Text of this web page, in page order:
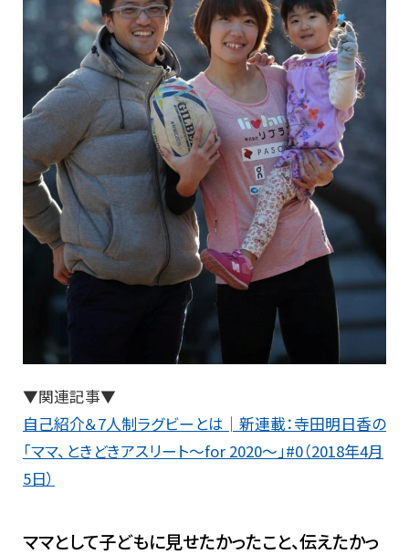
▼関連記事▼
自己紹介＆7人制ラグビーとは│新連載：寺田明日香の
「ママ、ときどきアスリート～for 2020～」#0（2018年4月
5日）
ママとして子どもに見せたかったこと、伝えたかっ